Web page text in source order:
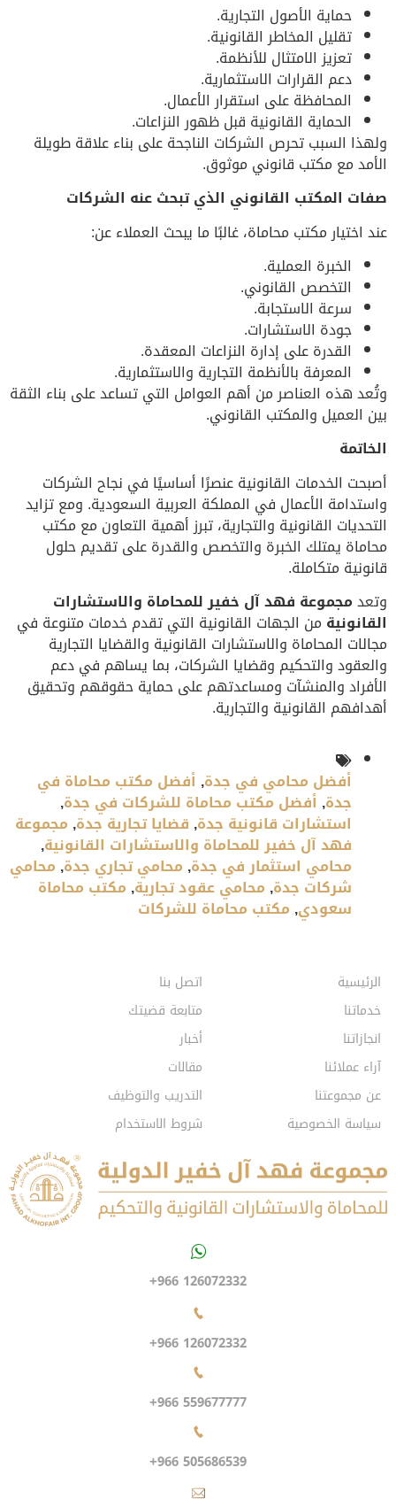
حماية الأصول التجارية.
تقليل المخاطر القانونية.
تعزيز الامتثال للأنظمة.
دعم القرارات الاستثمارية.
المحافظة على استقرار الأعمال.
الحماية القانونية قبل ظهور النزاعات.
ولهذا السبب تحرص الشركات الناجحة على بناء علاقة طويلة
الأمد مع مكتب قانوني موثوق.
صفات المكتب القانوني الذي تبحث عنه الشركات
عند اختيار مكتب محاماة، غالبًا ما يبحث العملاء عن:
الخبرة العملية.
التخصص القانوني.
سرعة الاستجابة.
جودة الاستشارات.
القدرة على إدارة النزاعات المعقدة.
المعرفة بالأنظمة التجارية والاستثمارية.
وتُعد هذه العناصر من أهم العوامل التي تساعد على بناء الثقة
بين العميل والمكتب القانوني.
الخاتمة
أصبحت الخدمات القانونية عنصرًا أساسيًا في نجاح الشركات
واستدامة الأعمال في المملكة العربية السعودية. ومع تزايد
التحديات القانونية والتجارية، تبرز أهمية التعاون مع مكتب
محاماة يمتلك الخبرة والتخصص والقدرة على تقديم حلول
قانونية متكاملة.
وتعدمجموعة فهد آل خفير للمحاماة والاستشارات
القانونية من الجهات القانونية التي تقدم خدمات متنوعة في
مجالات المحاماة والاستشارات القانونية والقضايا التجارية
والعقود والتحكيم وقضايا الشركات، بما يساهم في دعم
الأفراد والمنشآت ومساعدتهم على حماية حقوقهم وتحقيق
أهدافهم القانونية والتجارية.
أفضل محامي في جدة, أفضل مكتب محاماة في
جدة, أفضل مكتب محاماة للشركات في جدة,
استشارات قانونية جدة, قضايا تجارية جدة, مجموعة
فهد آل خفير للمحاماة والاستشارات القانونية,
محامي استثمار في جدة, محامي تجاري جدة, محامي
شركات جدة, محامي عقود تجارية, مكتب محاماة
سعودي, مكتب محاماة للشركات
الرئيسية
خدماتنا
انجازاتنا
آراء عملائنا
عن مجموعتنا
سياسة الخصوصية
اتصل بنا
متابعة قضيتك
أخبار
مقالات
التدريب والتوظيف
شروط الاستخدام
+966 126072332
+966 126072332
+966 559677777
+966 505686539